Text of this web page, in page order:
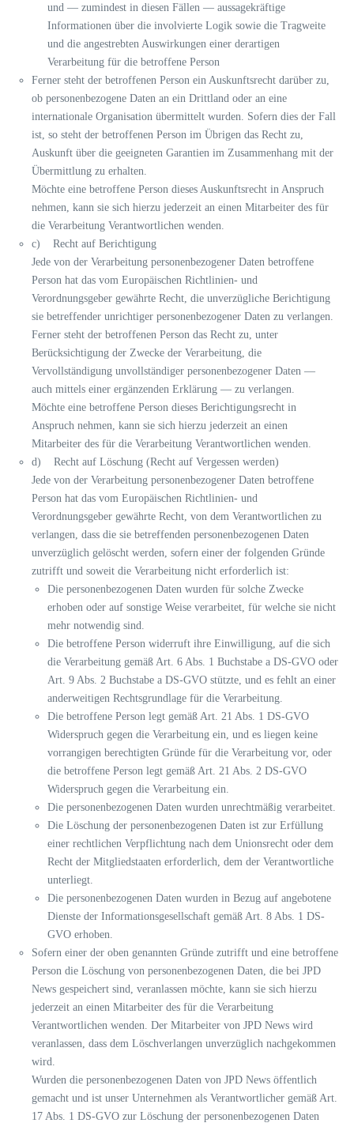
und — zumindest in diesen Fällen — aussagekräftige
Informationen über die involvierte Logik sowie die Tragweite
und die angestrebten Auswirkungen einer derartigen
Verarbeitung für die betroffene Person
Ferner steht der betroffenen Person ein Auskunftsrecht darüber zu,
ob personenbezogene Daten an ein Drittland oder an eine
internationale Organisation übermittelt wurden. Sofern dies der Fall
ist, so steht der betroffenen Person im Übrigen das Recht zu,
Auskunft über die geeigneten Garantien im Zusammenhang mit der
Übermittlung zu erhalten.
Möchte eine betroffene Person dieses Auskunftsrecht in Anspruch
nehmen, kann sie sich hierzu jederzeit an einen Mitarbeiter des für
die Verarbeitung Verantwortlichen wenden.
c) Recht auf Berichtigung
Jede von der Verarbeitung personenbezogener Daten betroffene
Person hat das vom Europäischen Richtlinien- und
Verordnungsgeber gewährte Recht, die unverzügliche Berichtigung
sie betreffender unrichtiger personenbezogener Daten zu verlangen.
Ferner steht der betroffenen Person das Recht zu, unter
Berücksichtigung der Zwecke der Verarbeitung, die
Vervollständigung unvollständiger personenbezogener Daten —
auch mittels einer ergänzenden Erklärung — zu verlangen.
Möchte eine betroffene Person dieses Berichtigungsrecht in
Anspruch nehmen, kann sie sich hierzu jederzeit an einen
Mitarbeiter des für die Verarbeitung Verantwortlichen wenden.
d) Recht auf Löschung (Recht auf Vergessen werden)
Jede von der Verarbeitung personenbezogener Daten betroffene
Person hat das vom Europäischen Richtlinien- und
Verordnungsgeber gewährte Recht, von dem Verantwortlichen zu
verlangen, dass die sie betreffenden personenbezogenen Daten
unverzüglich gelöscht werden, sofern einer der folgenden Gründe
zutrifft und soweit die Verarbeitung nicht erforderlich ist:
Die personenbezogenen Daten wurden für solche Zwecke
erhoben oder auf sonstige Weise verarbeitet, für welche sie nicht
mehr notwendig sind.
Die betroffene Person widerruft ihre Einwilligung, auf die sich
die Verarbeitung gemäß Art. 6 Abs. 1 Buchstabe a DS-GVO oder
Art. 9 Abs. 2 Buchstabe a DS-GVO stützte, und es fehlt an einer
anderweitigen Rechtsgrundlage für die Verarbeitung.
Die betroffene Person legt gemäß Art. 21 Abs. 1 DS-GVO
Widerspruch gegen die Verarbeitung ein, und es liegen keine
vorrangigen berechtigten Gründe für die Verarbeitung vor, oder
die betroffene Person legt gemäß Art. 21 Abs. 2 DS-GVO
Widerspruch gegen die Verarbeitung ein.
Die personenbezogenen Daten wurden unrechtmäßig verarbeitet.
Die Löschung der personenbezogenen Daten ist zur Erfüllung
einer rechtlichen Verpflichtung nach dem Unionsrecht oder dem
Recht der Mitgliedstaaten erforderlich, dem der Verantwortliche
unterliegt.
Die personenbezogenen Daten wurden in Bezug auf angebotene
Dienste der Informationsgesellschaft gemäß Art. 8 Abs. 1 DS-
GVO erhoben.
Sofern einer der oben genannten Gründe zutrifft und eine betroffene
Person die Löschung von personenbezogenen Daten, die bei JPD
News gespeichert sind, veranlassen möchte, kann sie sich hierzu
jederzeit an einen Mitarbeiter des für die Verarbeitung
Verantwortlichen wenden. Der Mitarbeiter von JPD News wird
veranlassen, dass dem Löschverlangen unverzüglich nachgekommen
wird.
Wurden die personenbezogenen Daten von JPD News öffentlich
gemacht und ist unser Unternehmen als Verantwortlicher gemäß Art.
17 Abs. 1 DS-GVO zur Löschung der personenbezogenen Daten